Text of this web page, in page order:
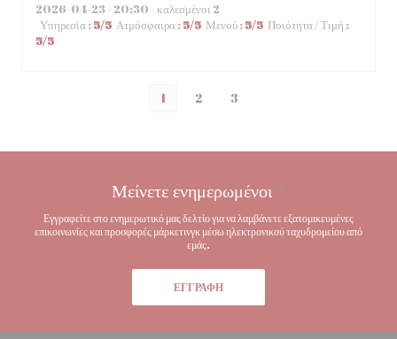
2026-04-23- 20:30 - καλεσμένοι 2
Υπηρεσία:5/5 Ατμόσφαιρα:5/5 Μενού:5/5 Ποιότητα / Τιμή :
5/5
1 2 3
Μείνετε ενημερωμένοι *
Εγγραφείτε στο ενημερωτικό μας δελτίο για να λαμβάνετε εξατομικευμένες
επικοινωνίες και προσφορές μάρκετινγκ μέσω ηλεκτρονικού ταχυδρομείου από
εμάς.
ΕΓΓΡΑΦΉ